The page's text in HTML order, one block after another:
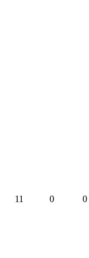
11 0 0